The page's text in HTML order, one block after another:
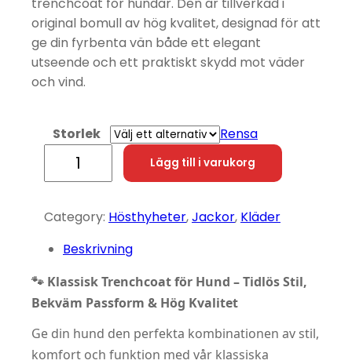
original bomull av hög kvalitet, designad för att
ge din fyrbenta vän både ett elegant
utseende och ett praktiskt skydd mot väder
och vind.
Storlek
Rensa
Trenchcoat Brun mängd
Lägg till i varukorg
Category: Hösthyheter, Jackor, Kläder
Beskrivning
🐾 Klassisk Trenchcoat för Hund – Tidlös Stil,
Bekväm Passform & Hög Kvalitet
Ge din hund den perfekta kombinationen av stil,
komfort och funktion med vår klassiska